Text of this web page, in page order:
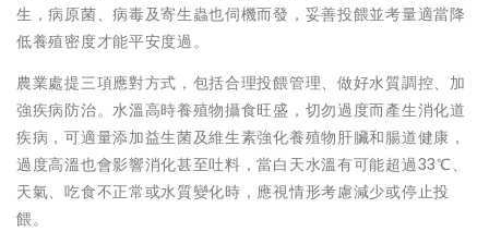
生，病原菌、病毒及寄生蟲也伺機而發，妥善投餵並考量適當降
低養殖密度才能平安度過。
農業處提三項應對方式，包括合理投餵管理、做好水質調控、加
強疾病防治。水溫高時養殖物攝食旺盛，切勿過度而產生消化道
疾病，可適量添加益生菌及維生素強化養殖物肝臟和腸道健康，
過度高溫也會影響消化甚至吐料，當白天水溫有可能超過33℃、
天氣、吃食不正常或水質變化時，應視情形考慮減少或停止投
餵。